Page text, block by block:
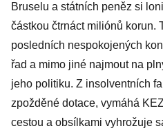
Bruselu a státních peněz si
částkou čtrnáct miliónů korun.
posledních nespokojených
řad a mimo jiné najmout na
jeho politiku. Z insolventních
zpožděné dotace, vymáhá
cestou a obsílkami vyhrožuje